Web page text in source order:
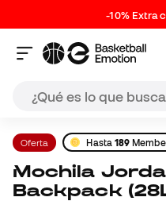
-10% Extra
Oferta Hasta 189
Mochila Jordan Jaw Alpha
Backpack